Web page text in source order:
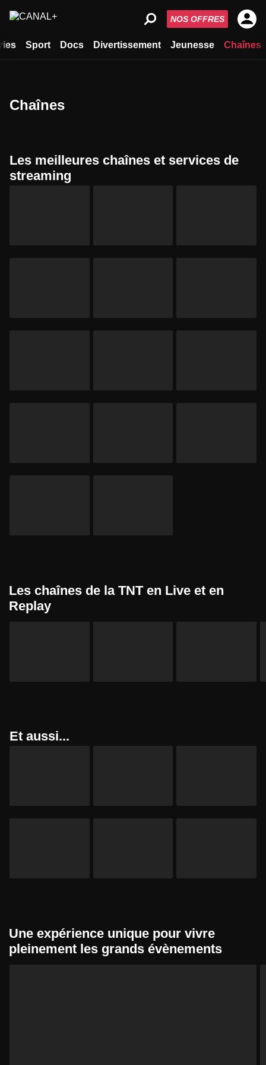
Sport Docs Divertissement Jeunesse Chaînes
NOS OFFRES
Chaînes
Les meilleures chaînes et services de
streaming
Les chaînes de la TNT en Live et en
Replay
Et aussi...
Une expérience unique pour vivre
pleinement les grands évènements